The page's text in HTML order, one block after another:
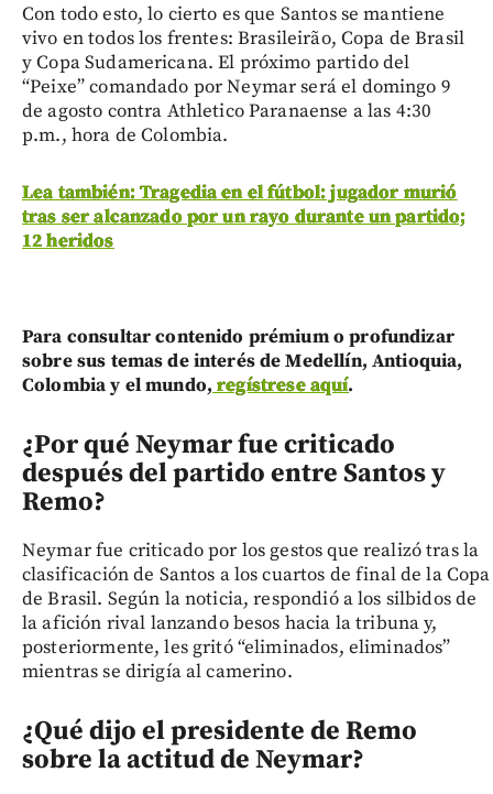
Con todo esto, lo cierto es que Santos se mantiene
vivo en todos los frentes: Brasileirão, Copa de Brasil
y Copa Sudamericana. El próximo partido del
“Peixe” comandado por Neymar será el domingo 9
de agosto contra Athletico Paranaense a las 4:30
p.m., hora de Colombia.
Lea también: Tragedia en el fútbol: jugador murió
tras ser alcanzado por un rayo durante un partido;
12 heridos
Para consultar contenido prémium o profundizar
sobre sus temas de interés de Medellín, Antioquia,
Colombia y el mundo, regístrese aquí.
¿Por qué Neymar fue criticado
después del partido entre Santos y
Remo?
Neymar fue criticado por los gestos que realizó tras la
clasificación de Santos a los cuartos de final de la Copa
de Brasil. Según la noticia, respondió a los silbidos de
la afición rival lanzando besos hacia la tribuna y,
posteriormente, les gritó “eliminados, eliminados”
mientras se dirigía al camerino.
¿Qué dijo el presidente de Remo
sobre la actitud de Neymar?